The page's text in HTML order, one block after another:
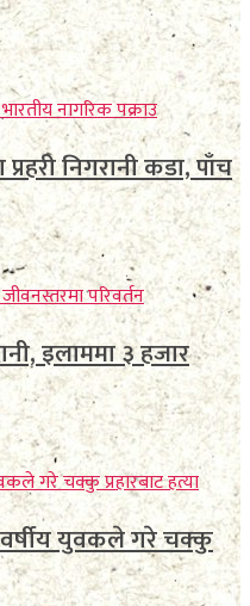
निगरानी कडा, पाँच
इलाममा ३ हजार
युवकले गरे चक्कु